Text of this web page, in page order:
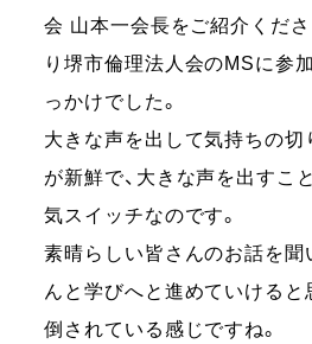
会 山本一会長をご紹介くだ
り堺市倫理法人会のMSに参
っかけでした。
大きな声を出して気持ちの切
が新鮮で、大きな声を出すこ
気スイッチなのです。
素晴らしい皆さんのお話を
んと学びへと進めていけると
倒されている感じですね。